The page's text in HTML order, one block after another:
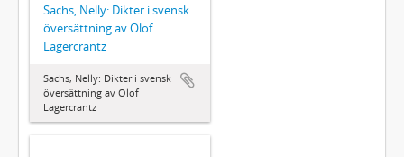
Sachs, Nelly: Dikter i svensk
översättning av Olof
Lagercrantz
Sachs, Nelly: Dikter i svensk
översättning av Olof
Lagercrantz